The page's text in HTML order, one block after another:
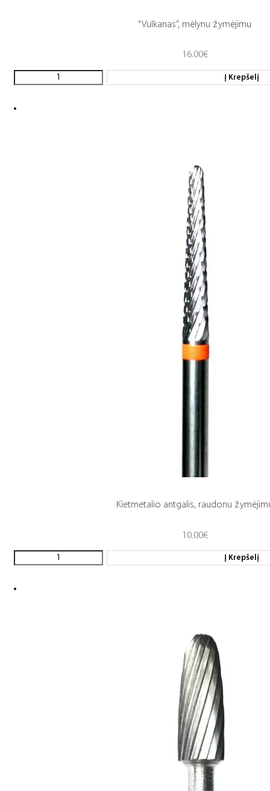
“Vulkanas”, mėlynu žymėjimu
16.00€
Į Krepšelį
Kietmetalio antgalis, raudonu
10.00€
Į Krepšelį